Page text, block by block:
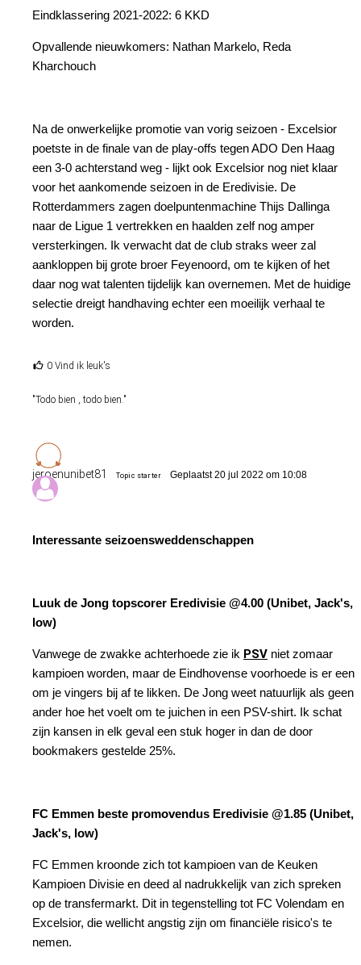
Eindklassering 2021-2022: 6 KKD
Opvallende nieuwkomers: Nathan Markelo, Reda
Kharchouch
Na de onwerkelijke promotie van vorig seizoen - Excelsior
poetste in de finale van de play-offs tegen ADO Den Haag
een 3-0 achterstand weg - lijkt ook Excelsior nog niet klaar
voor het aankomende seizoen in de Eredivisie. De
Rotterdammers zagen doelpuntenmachine Thijs Dallinga
naar de Ligue 1 vertrekken en haalden zelf nog amper
versterkingen. Ik verwacht dat de club straks weer zal
aankloppen bij grote broer Feyenoord, om te kijken of het
daar nog wat talenten tijdelijk kan overnemen. Met de huidige
selectie dreigt handhaving echter een moeilijk verhaal te
worden.
0 Vind ik leuk's
"Todo bien , todo bien."
jeroenunibet81 Topic starter Geplaatst 20 jul 2022 om 10:08
Interessante seizoensweddenschappen
Luuk de Jong topscorer Eredivisie @4.00 (Unibet, Jack's,
low)
Vanwege de zwakke achterhoede zie ik PSV niet zomaar
kampioen worden, maar de Eindhovense voorhoede is er een
om je vingers bij af te likken. De Jong weet natuurlijk als geen
ander hoe het voelt om te juichen in een PSV-shirt. Ik schat
zijn kansen in elk geval een stuk hoger in dan de door
bookmakers gestelde 25%.
FC Emmen beste promovendus Eredivisie @1.85 (Unibet,
Jack's, low)
FC Emmen kroonde zich tot kampioen van de Keuken
Kampioen Divisie en deed al nadrukkelijk van zich spreken
op de transfermarkt. Dit in tegenstelling tot FC Volendam en
Excelsior, die wellicht angstig zijn om financiële risico's te
nemen.